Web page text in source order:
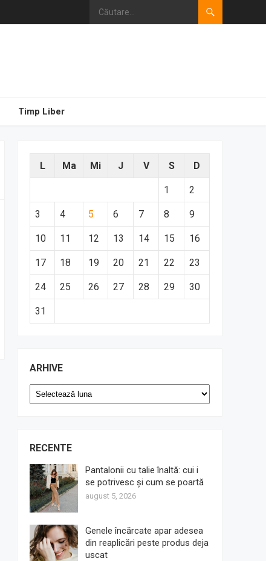
Timp Liber
L Ma Mi J V S D
1 2
3 4 5 6 7 8 9
10 11 12 13 14 15 16
17 18 19 20 21 22 23
24 25 26 27 28 29 30
31
ARHIVE
Arhive
RECENTE
Pantalonii cu talie înaltă: cui i
se potrivesc și cum se poartă
august 5, 2026
Genele încărcate apar adesea
din reaplicări peste produs deja
uscat